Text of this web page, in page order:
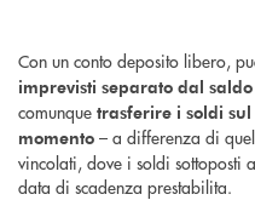
Con un conto deposito libero,
imprevisti separato dal
comunque trasferire i soldi
momento – a differenza di
vincolati, dove i soldi sottoposti
data di scadenza prestabilita.